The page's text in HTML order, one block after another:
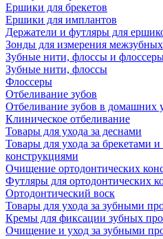
Ершики для брекетов
Ершики для имплантов
Держатели и футляры для
Зонды для измерения
Зубные нити, флоссы и
Зубные нити, флоссы
Флоссеры
Отбеливание зубов
Отбеливание зубов в домашних
Клиническое отбеливание
Товары для ухода за деснами
Товары для ухода за брекетами
конструкциями
Очищение ортодонтических
Футляры для ортодонтических
Ортодонтический воск
Товары для ухода за зубными
Кремы для фиксации зубных
Очищение и уход за зубными